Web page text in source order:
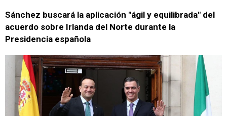
Sánchez buscará la aplicación "ágil y equilibrada" del
acuerdo sobre Irlanda del Norte durante la
Presidencia española